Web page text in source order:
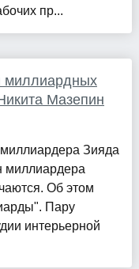
пр...
миллиардных
Мазепин
миллиардера Зияда
миллиардера
Об этом
Пару
интерьерной